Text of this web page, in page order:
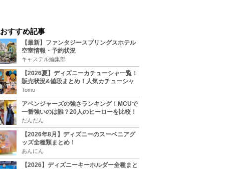
おすすめ記事
【最新】ファンタジースプリングスホテル
空室情報・予約状況
キャステル編集部
【2026夏】ディズニーカチューシャ一覧！
販売状況&値段まとめ！人気カチューシャ
をチェック
Tomo
アベンジャーズの強さランキング！MCUで
一番強いのは誰？20人のヒーローを比較！
だんだん
【2026年8月】ディズニーのスーベニアグ
ッズ全種類まとめ！
あんにん
【2026】ディズニーキーホルダー全種まと